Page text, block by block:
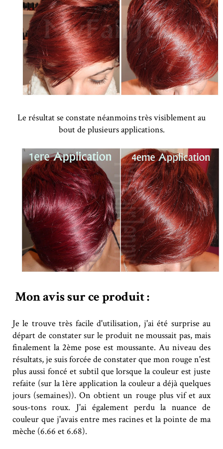
Le résultat se constate néanmoins très visiblement au
bout de plusieurs applications.
Mon avis sur ce produit :
Je le trouve très facile d'utilisation, j'ai été surprise au
départ de constater sur le produit ne moussait pas, mais
finalement la 2ème pose est moussante. Au niveau des
résultats, je suis forcée de constater que mon rouge n'est
plus aussi foncé et subtil que lorsque la couleur est juste
refaite (sur la 1ère application la couleur a déjà quelques
jours (semaines)). On obtient un rouge plus vif et aux
sous-tons roux. J'ai également perdu la nuance de
couleur que j'avais entre mes racines et la pointe de ma
mèche (6.66 et 6.68).